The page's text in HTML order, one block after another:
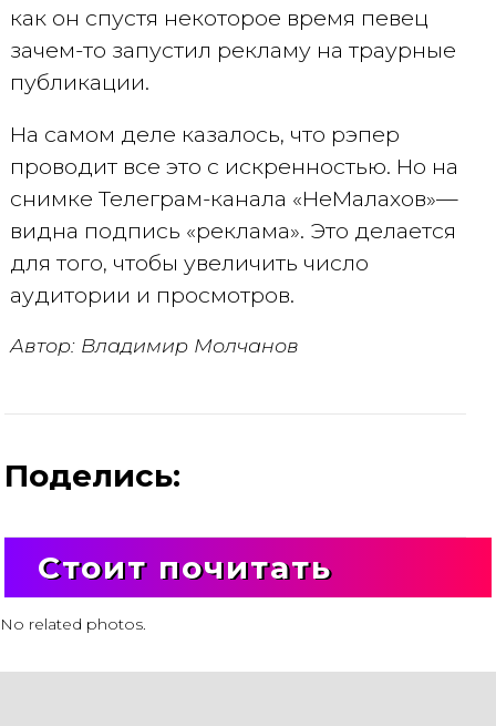
как он спустя некоторое время певец
зачем-то запустил рекламу на траурные
публикации.
На самом деле казалось, что рэпер
проводит все это с искренностью. Но на
снимке Телеграм-канала «НеМалахов»—
видна подпись «реклама». Это делается
для того, чтобы увеличить число
аудитории и просмотров.
Автор: Владимир Молчанов
Поделись:
Стоит почитать
No related photos.